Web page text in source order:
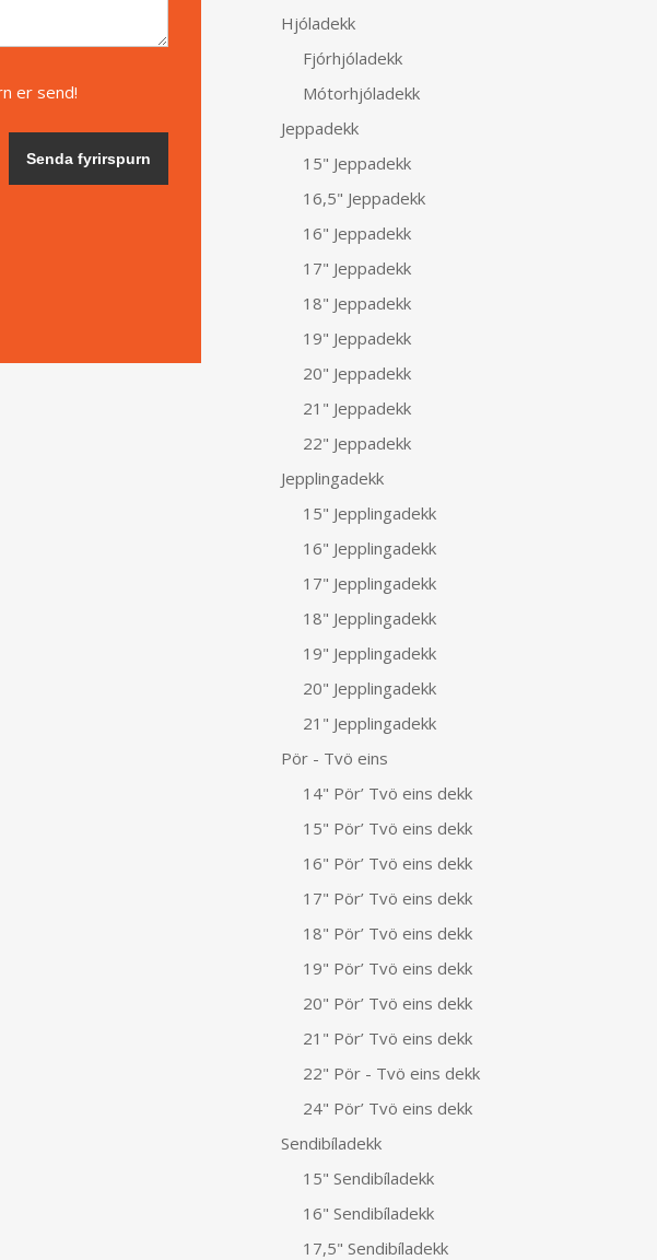
er send!
Hjóladekk
Fjórhjóladekk
Mótorhjóladekk
Jeppadekk
15" Jeppadekk
16,5" Jeppadekk
16" Jeppadekk
17" Jeppadekk
18" Jeppadekk
19" Jeppadekk
20" Jeppadekk
21" Jeppadekk
22" Jeppadekk
Jepplingadekk
15" Jepplingadekk
16" Jepplingadekk
17" Jepplingadekk
18" Jepplingadekk
19" Jepplingadekk
20" Jepplingadekk
21" Jepplingadekk
Pör - Tvö eins
14" Pör’ Tvö eins dekk
15" Pör’ Tvö eins dekk
16" Pör’ Tvö eins dekk
17" Pör’ Tvö eins dekk
18" Pör’ Tvö eins dekk
19" Pör’ Tvö eins dekk
20" Pör’ Tvö eins dekk
21" Pör’ Tvö eins dekk
22" Pör - Tvö eins dekk
24" Pör’ Tvö eins dekk
Sendibíladekk
15" Sendibíladekk
16" Sendibíladekk
17,5" Sendibíladekk